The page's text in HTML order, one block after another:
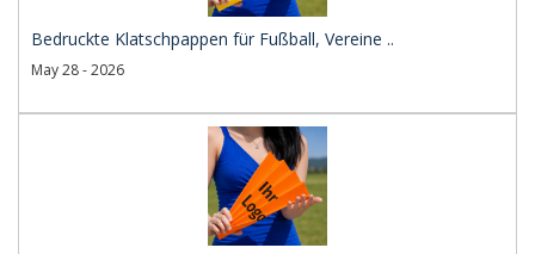
Bedruckte Klatschpappen für Fußball, Vereine ..
May 28 - 2026